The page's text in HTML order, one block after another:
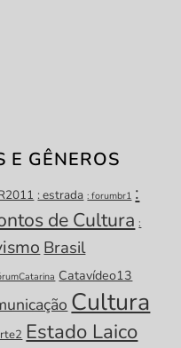
E GÊNEROS
: estrada : forumbr1 :
de Cultura :
Brasil
Catavídeo13
Cultura
Estado Laico